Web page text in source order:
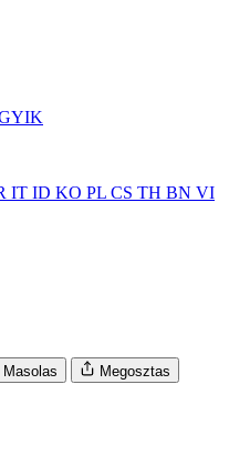
IT ID KO PL CS TH BN VI
Masolas Megosztas